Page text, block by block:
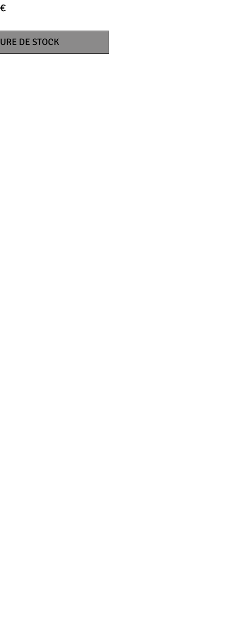
Prix
DE STOCK